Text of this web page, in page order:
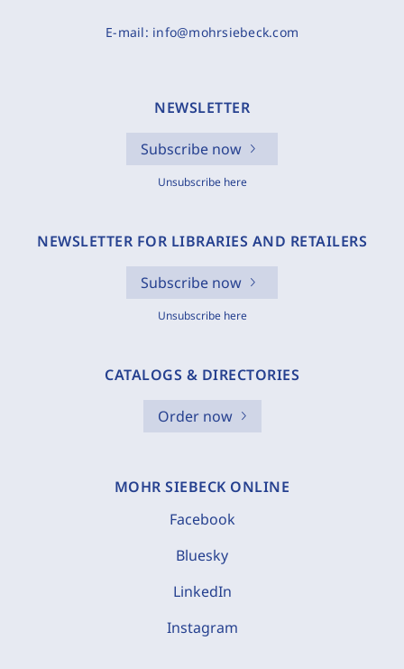
E-mail: info@mohrsiebeck.com
NEWSLETTER
Subscribe now
Unsubscribe here
NEWSLETTER FOR LIBRARIES AND RETAILERS
Subscribe now
Unsubscribe here
CATALOGS & DIRECTORIES
Order now
MOHR SIEBECK ONLINE
Facebook
Bluesky
LinkedIn
Instagram